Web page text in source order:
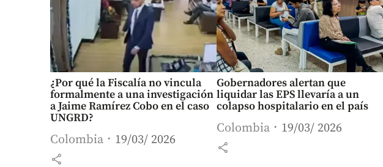
¿Por qué la Fiscalía no vincula
formalmente a una investigación
a Jaime Ramírez Cobo en el caso
UNGRD?
Colombia 19/03/ 2026
share
Gobernadores alertan que
liquidar las EPS llevaría a un
colapso hospitalario en el país
Colombia 19/03/ 2026
share